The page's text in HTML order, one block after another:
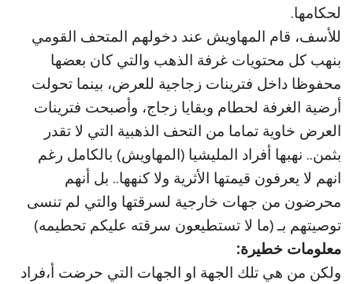
لحكامها.
للأسف، قام المهاويش عند دخولهم المتحف القومي
بنهب كل محتويات غرفة الذهب والتي كان بعضها
محفوظا داخل فترينات زجاجية للعرض، بينما تحولت
أرضية الغرفة لحطام وبقايا زجاج، وأصبحت فترينات
العرض خاوية تماما من التحف الذهبية التي لا تقدر
بثمن.. نهبها أفراد المليشيا (المهاويش) بالكامل رغم
انهم لا يعرفون قيمتها الأثرية ولا كنهها.. بل أنهم
محرضون من جهات خارجية لسرقتها والتي لم تنسى
توصيتهم بـ (ما لا تستطيعون سرقته عليكم تحطيمه)
معلومات خطيرة:
ولكن من هي تلك الجهة او الجهات التي حرضت أ،فراد